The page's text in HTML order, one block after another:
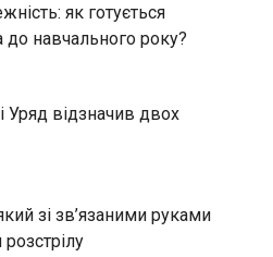
як готується
до навчального року?
Уряд відзначив двох
зі зв’язаними руками